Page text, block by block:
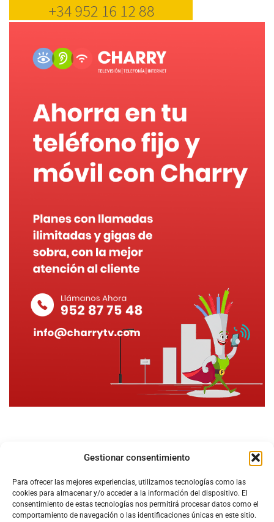
Gestionar consentimiento
Para ofrecer las mejores experiencias, utilizamos tecnologías como las
cookies para almacenar y/o acceder a la información del dispositivo. El
consentimiento de estas tecnologías nos permitirá procesar datos como el
comportamiento de navegación o las identificaciones únicas en este sitio.